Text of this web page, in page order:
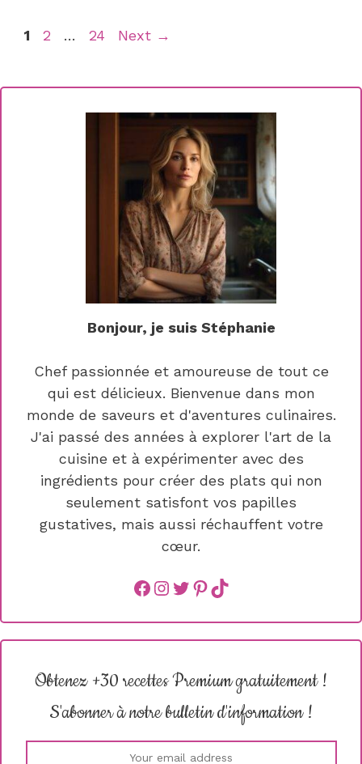
Page
1 Page
2 … Page
24 Next →
Bonjour, je suis Stéphanie
Chef passionnée et amoureuse de tout ce
qui est délicieux. Bienvenue dans mon
monde de saveurs et d'aventures culinaires.
J'ai passé des années à explorer l'art de la
cuisine et à expérimenter avec des
ingrédients pour créer des plats qui non
seulement satisfont vos papilles
gustatives, mais aussi réchauffent votre
cœur.
Facebook
instagram
Twitter
Pinterest
TikTok
Obtenez +30 recettes Premium gratuitement !
S'abonner à notre bulletin d'information !